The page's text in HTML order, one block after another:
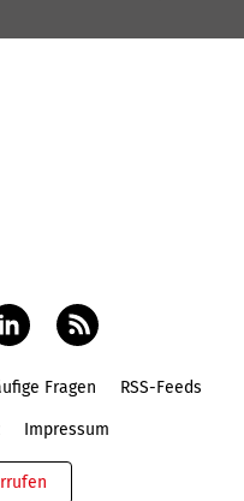
Fragen RSS-Feeds
Impressum